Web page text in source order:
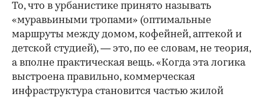
То, что в урбанистике принято называть
«муравьиными тропами» (оптимальные
маршруты между домом, кофейней, аптекой и
детской студией), — это, по ее словам, не теория,
а вполне практическая вещь. «Когда эта логика
выстроена правильно, коммерческая
инфраструктура становится частью жилой